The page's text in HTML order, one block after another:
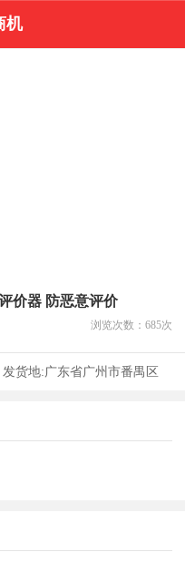
机
价器 防恶意评价
浏览次数： 685次
发货地:广东省广州市番禺区